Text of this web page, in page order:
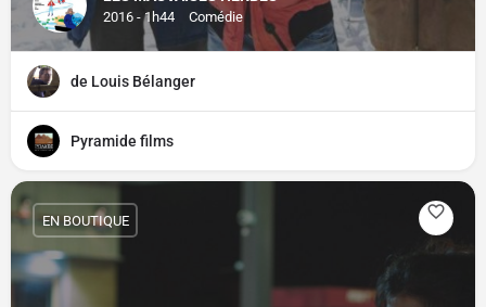
2016 - 1h44 Comédie
de Louis Bélanger
Pyramide films
EN BOUTIQUE